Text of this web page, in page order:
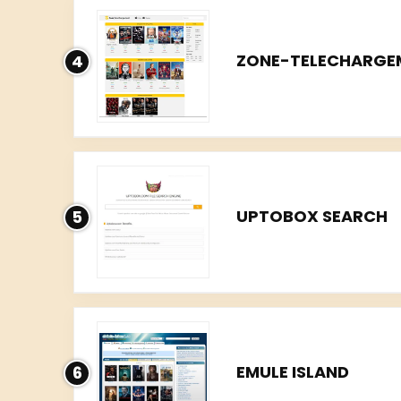
4 ZONE-
5 UPTOBOX SEARCH
6 EMULE ISLAND